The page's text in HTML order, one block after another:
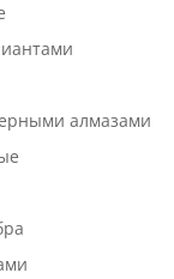
алмазами